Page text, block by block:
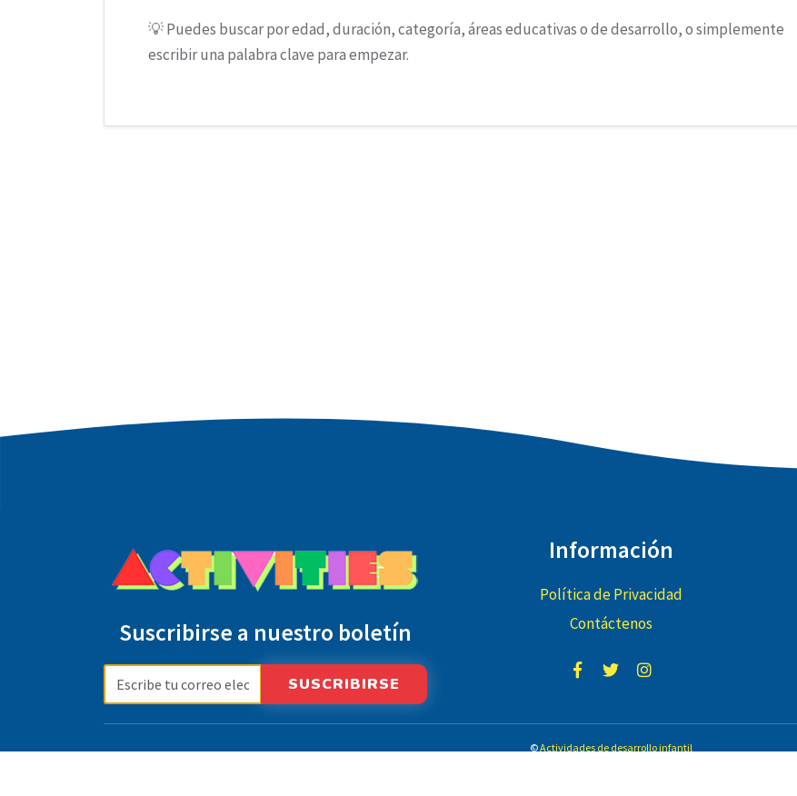
💡 Puedes buscar por edad, duración, categoría, áreas educativas o de desarrollo, o simplemente
escribir una palabra clave para empezar.
Suscribirse a nuestro boletín
SUSCRIBIRSE
Información
Política de Privacidad
Contáctenos
©Actividades de desarrollo infantil